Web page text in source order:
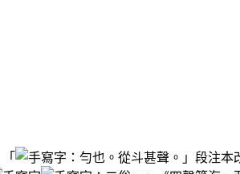
：勻也。從斗甚聲。」段注